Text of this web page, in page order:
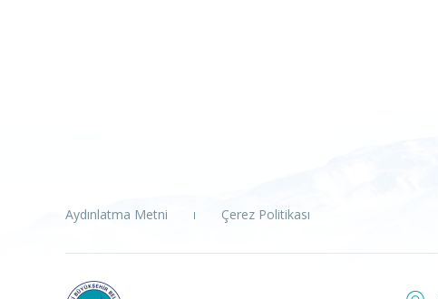
Aydınlatma Metni Çerez Politikası